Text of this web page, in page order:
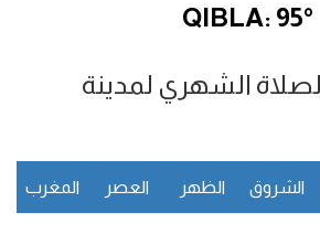
QIBLA: 95°
الشهري لمدينة
الشروق الظهر العصر المغرب